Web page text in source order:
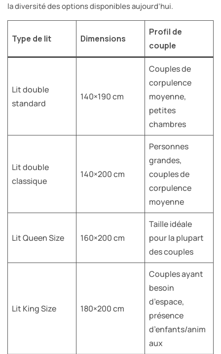
la diversité des options disponibles aujourd’hui.
Type de lit Dimensions
Profil de
couple
Lit double
standard
140×190 cm
Couples de
corpulence
moyenne,
petites
chambres
Lit double
classique
140×200 cm
Personnes
grandes,
couples de
corpulence
moyenne
Lit Queen Size 160×200 cm
Taille idéale
pour la plupart
des couples
Lit King Size 180×200 cm
Couples ayant
besoin
d’espace,
présence
d’enfants/anim
aux